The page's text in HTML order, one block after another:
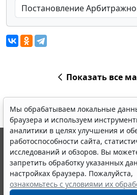
Показать все
Мы обрабатываем локальные
браузера и используем
аналитики в целях улучшения и
работоспособности сайта,
исследований и обзоров. Вы
запретить обработку указанных
настройках браузера. Пожалуйста,
ознакомьтесь с условиями их
© ООО "НПП "ГАРАНТ-СЕРВИС",
выпускается с 1990 года.
являются участниками Российской
информации ГАРАНТ.
Портал ГАРАНТ.РУ зарегистрирован